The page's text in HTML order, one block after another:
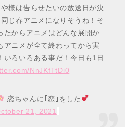
様は告らせたいの放送日が決
じ春アニメになりそうね！そ
たからアニメはどんな展開か
アニメが全て終わってから実
ろいろある事だ！今日も1日
NnJKfTtDi0
恋ちゃんに｢恋｣をした
21, 2021